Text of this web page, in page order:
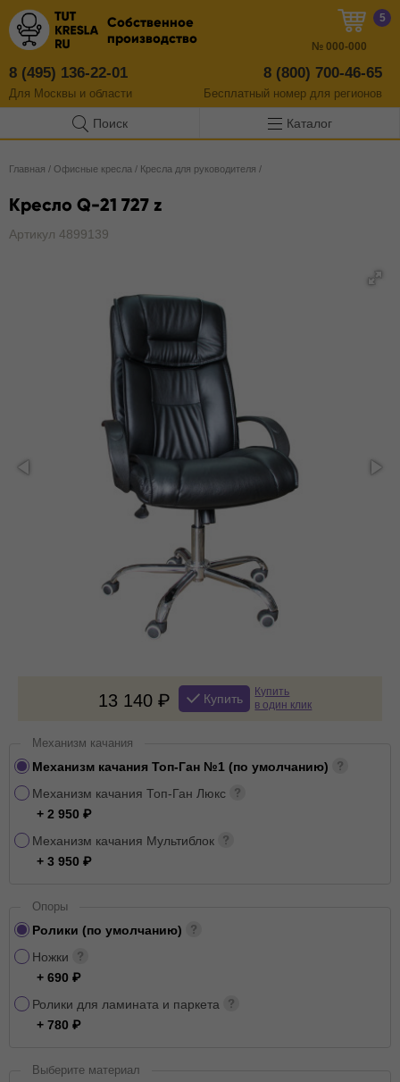
Собственное
производство
8 (495) 136-22-01
Для Москвы и области
8 (800) 700-46-65
Бесплатный номер для регионов
5
№ 000-000
Поиск Каталог
Главная / Офисные кресла / Кресла для руководителя /
Кресло Q-21 727 z
Артикул 4899139
13 140 Купить
Купить
в один клик
Механизм качания
Механизм качания Топ-Ган №1 (по умолчанию)
Механизм качания Топ-Ган Люкс
+ 2 950
Механизм качания Мультиблок
+ 3 950
Опоры
Ролики (по умолчанию)
Ножки
+ 690
Ролики для ламината и паркета
+ 780
Выберите материал